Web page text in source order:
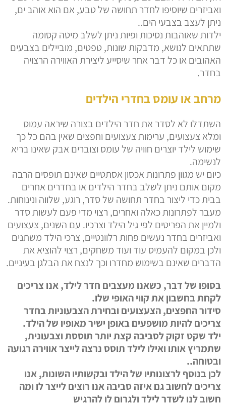
ואביזרים שיוסיפו לחדר תחושה של טבע, אם הוא אוהב ים,
ניתן לעצב בצבעי הים..
ילדות שאוהבות נסיכות ופיות ניתן לשלב מיטה קסומה
שתתאים לנושא, מדבקות שונות, טפטים, מוביילים בצבעים
האהובים או כל דבר אחר שיסייע ליצירת האווירה הרצויה
בחדר.
מרחב או עומס בחדרי הילדים
השתדלו לא לסדר את חדר הילדים בצורה שיראה עמוס
ומלא צעצועים, ערימות צעצועים וחפצים שאין בהם כל כך
שימוש לילד יוצרים חוויה של עומס וצוברים אבק שאינו בריא
לנשימה.
כיום יש מגוון פתרונות אכסון אסתטיים שאינם תופסים הרבה
מקום אותם ניתן לשלב בחדר הילדים או בחדרים אחרים
בבית כדי ליצור בחדר תחושה של סדר, רוגע, שלווה ונינוחות.
מעבר לפתרונות כאלה ואחרים, רצוי מדי פעם לעשות סדר
ולמיין את הפריטים לפי גיל הילד וצרכיו. עם השנים, צעצועים
ואביזרים בחדר נעשים פחות רלוונטיים, צרכי הילד משתנים
ולכן במקום להעמיס עוד ועוד משחקים, רצוי להוציא את
הדברים שאינם בשימוש מחדרו וכך לנצח את הבלגן בעיניים.
בסופו של דבר, כשאנו מעצבים חדר לילד, אנו צריכים
לקחת בחשבון את קווי האופי שלו.
סידור החפצים, הצעצועים ובחירת הצבעוניות בחדר
צריכים להיות מושפעים באופן ישיר מאופיו של הילד.
ילד שקט זקוק לסביבה קצת יותר תוססת וצבעונית,
שתמריץ אותו ואילו לילד תוסס נרצה לייצר אווירה רגועה
ובטוחה..
לכן בנוסף לרצונותיו של הילד ובקשותיו השונות, אנו
צריכים לחשוב גם איזה סביבה אנו רוצים לייצר לו ומה
חשוב לנו לשדר לילד ולגרום לו להרגיש